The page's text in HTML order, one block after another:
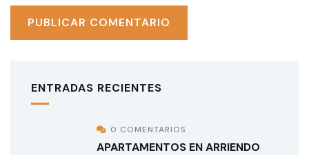
ENTRADAS RECIENTES
0 COMENTARIOS
APARTAMENTOS EN ARRIENDO